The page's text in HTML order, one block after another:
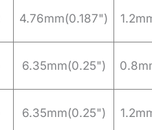
4.76mm(0.187")
6.35mm(0.25")
6.35mm(0.25")